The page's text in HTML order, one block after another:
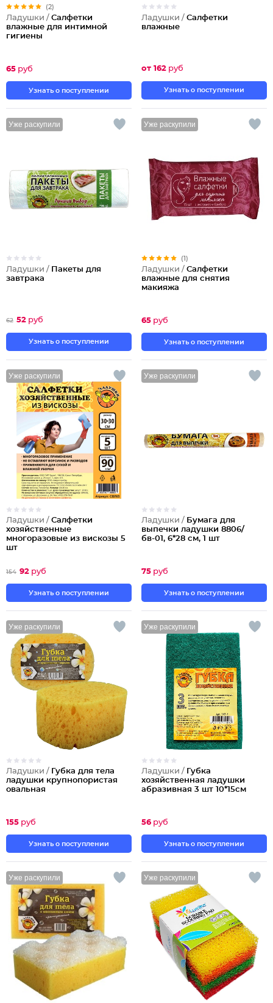
(2)
Ладушки / Салфетки
влажные для интимной
гигиены
65 руб
Узнать о поступлении
Ладушки / Салфетки
влажные
от 162 руб
Узнать о поступлении
Уже раскупили
Ладушки / Пакеты для
завтрака
62 52 руб
Узнать о поступлении
Уже раскупили
(1)
Ладушки / Салфетки
влажные для снятия
макияжа
65 руб
Узнать о поступлении
Уже раскупили
Ладушки / Салфетки
хозяйственные
многоразовые из вискозы 5
шт
154 92 руб
Узнать о поступлении
Уже раскупили
Ладушки / Бумага для
выпечки ладушки 8806/
бв-01, 6*28 см, 1 шт
75 руб
Узнать о поступлении
Уже раскупили
Ладушки / Губка для тела
ладушки крупнопористая
овальная
155 руб
Узнать о поступлении
Уже раскупили
Ладушки / Губка
хозяйственная ладушки
абразивная 3 шт 10*15см
56 руб
Узнать о поступлении
Уже раскупили Уже раскупили